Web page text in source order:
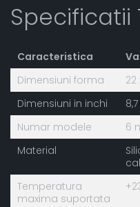
Specificatii
Caracteristica
Dimensiuni forma
22
Dimensiuni in inchi
Numar modele
6
Material
Temperatura
maxima suportata